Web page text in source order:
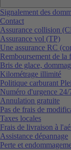
Signalement des
Contact
Assurance collision
Assurance vol (TP)
Une assurance RC
Remboursement de la
Bris de glace,
Kilométrage illimité
Politique carburant
Numéro d'urgence 24/
Annulation gratuite
Pas de frais de
Taxes locales
Frais de livraison à
Assistance dépannage
Perte et